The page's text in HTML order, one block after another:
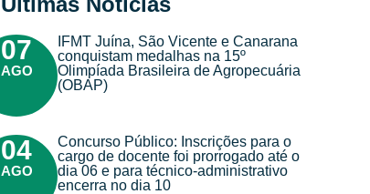
07
AGO
IFMT Juína, São Vicente e Canarana
conquistam medalhas na 15º
Olimpíada Brasileira de Agropecuária
(OBAP)
04
AGO
Concurso Público: Inscrições para o
cargo de docente foi prorrogado até o
dia 06 e para técnico-administrativo
encerra no dia 10